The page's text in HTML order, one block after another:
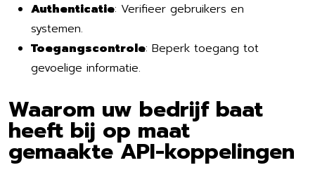
Authenticatie: Verifieer gebruikers en
systemen.
Toegangscontrole: Beperk toegang tot
gevoelige informatie.
Waarom uw bedrijf baat
heeft bij op maat
gemaakte API-koppelingen